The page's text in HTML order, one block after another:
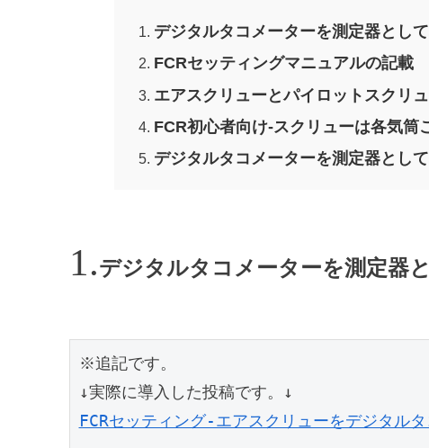
デジタルタコメーターを測定器とし
FCRセッティングマニュアルの記載
エアスクリューとパイロットスクリ
FCR初心者向け-スクリューは各気筒
デジタルタコメーターを測定器とし
デジタルタコメーターを測定器
※追記です。
FCRセッティング-エアスクリューをデジタ